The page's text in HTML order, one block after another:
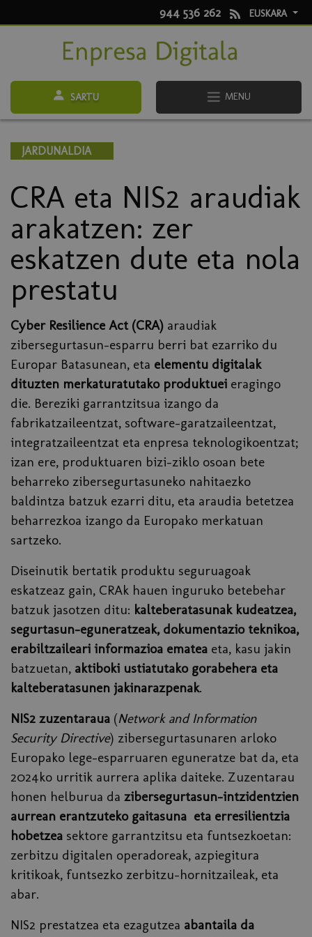
944 536 262 EUSKARA
SARTU MENU
JARDUNALDIA
CRA eta NIS2 araudiak
arakatzen: zer
eskatzen dute eta nola
prestatu
Cyber Resilience Act (CRA) araudiak
zibersegurtasun-esparru berri bat ezarriko du
Europar Batasunean, eta elementu digitalak
dituzten merkaturatutako produktuei eragingo
die. Bereziki garrantzitsua izango da
fabrikatzaileentzat, software-garatzaileentzat,
integratzaileentzat eta enpresa teknologikoentzat;
izan ere, produktuaren bizi-ziklo osoan bete
beharreko zibersegurtasuneko nahitaezko
baldintza batzuk ezarri ditu, eta araudia betetzea
beharrezkoa izango da Europako merkatuan
sartzeko.
Diseinutik bertatik produktu seguruagoak
eskatzeaz gain, CRAk hauen inguruko betebehar
batzuk jasotzen ditu: kalteberatasunak kudeatzea,
segurtasun-eguneratzeak, dokumentazio teknikoa,
erabiltzaileari informazioa ematea eta, kasu jakin
batzuetan, aktiboki ustiatutako gorabehera eta
kalteberatasunen jakinarazpenak.
NIS2 zuzentaraua (Network and Information
Security Directive) zibersegurtasunaren arloko
Europako lege-esparruaren eguneratze bat da, eta
2024ko urritik aurrera aplika daiteke. Zuzentarau
honen helburua da zibersegurtasun-intzidentzien
aurrean erantzuteko gaitasuna eta erresilientzia
hobetzea sektore garrantzitsu eta funtsezkoetan:
zerbitzu digitalen operadoreak, azpiegitura
kritikoak, funtsezko zerbitzu-hornitzaileak, eta
abar.
NIS2 prestatzea eta ezagutzea abantaila da